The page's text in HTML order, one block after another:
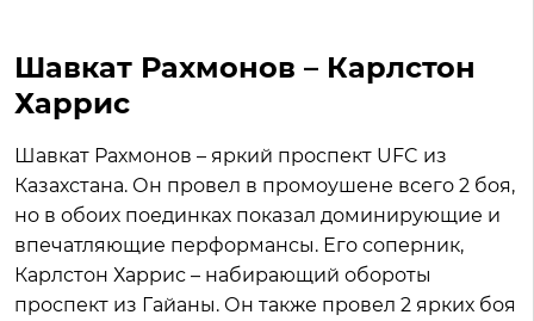
Шавкат Рахмонов – Карлстон
Харрис
Шавкат Рахмонов – яркий проспект UFC из
Казахстана. Он провел в промоушене всего 2 боя,
но в обоих поединках показал доминирующие и
впечатляющие перформансы. Его соперник,
Карлстон Харрис – набирающий обороты
проспект из Гайаны. Он также провел 2 ярких боя